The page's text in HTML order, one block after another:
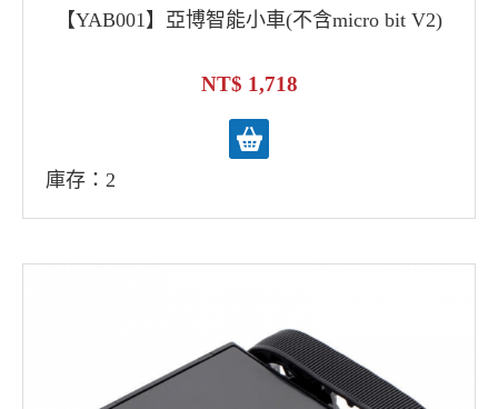
【YAB001】亞博智能小車(不含micro bit V2)
1,718
庫存：2